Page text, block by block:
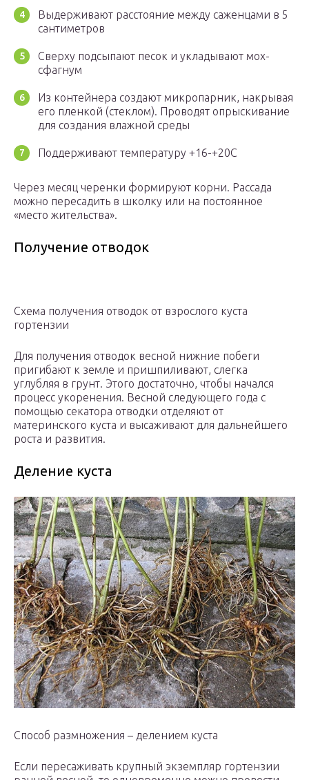
Выдерживают расстояние между саженцами в 5
сантиметров
Сверху подсыпают песок и укладывают мох-
сфагнум
Из контейнера создают микропарник, накрывая
его пленкой (стеклом). Проводят опрыскивание
для создания влажной среды
Поддерживают температуру +16-+20С
Через месяц черенки формируют корни. Рассада
можно пересадить в школку или на постоянное
«место жительства».
Получение отводок
Схема получения отводок от взрослого куста
гортензии
Для получения отводок весной нижние побеги
пригибают к земле и пришпиливают, слегка
углубляя в грунт. Этого достаточно, чтобы начался
процесс укоренения. Весной следующего года с
помощью секатора отводки отделяют от
материнского куста и высаживают для дальнейшего
роста и развития.
Деление куста
Способ размножения – делением куста
Если пересаживать крупный экземпляр гортензии